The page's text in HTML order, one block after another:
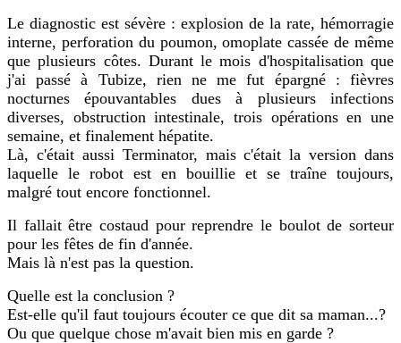
Le diagnostic est sévère : explosion de la rate, hémorragie
interne, perforation du poumon, omoplate cassée de même
que plusieurs côtes. Durant le mois d'hospitalisation que
j'ai passé à Tubize, rien ne me fut épargné : fièvres
nocturnes épouvantables dues à plusieurs infections
diverses, obstruction intestinale, trois opérations en une
semaine, et finalement hépatite.
Là, c'était aussi Terminator, mais c'était la version dans
laquelle le robot est en bouillie et se traîne toujours,
malgré tout encore fonctionnel.
Il fallait être costaud pour reprendre le boulot de sorteur
pour les fêtes de fin d'année.
Mais là n'est pas la question.
Quelle est la conclusion ?
Est-elle qu'il faut toujours écouter ce que dit sa maman...?
Ou que quelque chose m'avait bien mis en garde ?